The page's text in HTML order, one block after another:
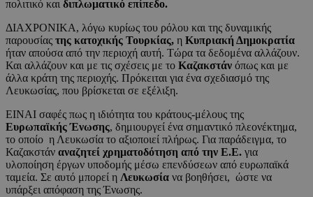
πολιτικό και διπλωματικό επίπεδο.
ΔΙΑΧΡΟΝΙΚΑ, λόγω κυρίως του ρόλου και της δυναμικής
παρουσίας της κατοχικής Τουρκίας, η Κυπριακή Δημοκρατία
ήταν απούσα από την περιοχή αυτή. Τώρα τα δεδομένα αλλάζουν.
Και αλλάζουν και με τις σχέσεις με το Καζακστάν όπως και με
άλλα κράτη της περιοχής. Πρόκειται για ένα σχεδιασμό της
Λευκωσίας, που βρίσκεται σε εξέλιξη.
ΕΙΝΑΙ σαφές πως η ιδιότητα του κράτους-μέλους της
Ευρωπαϊκής Ένωσης, δημιουργεί ένα σημαντικό πλεονέκτημα,
το οποίο η Λευκωσία το αξιοποιεί πλήρως. Για παράδειγμα, το
Καζακστάν αναζητεί χρηματοδότηση από την Ε.Ε. για
υλοποίηση έργων υποδομής μέσω επενδύσεων από ευρωπαϊκά
ταμεία. Σε αυτό μπορεί η Λευκωσία να βοηθήσει, ώστε να
υπάρξει απόφαση της Ένωσης.